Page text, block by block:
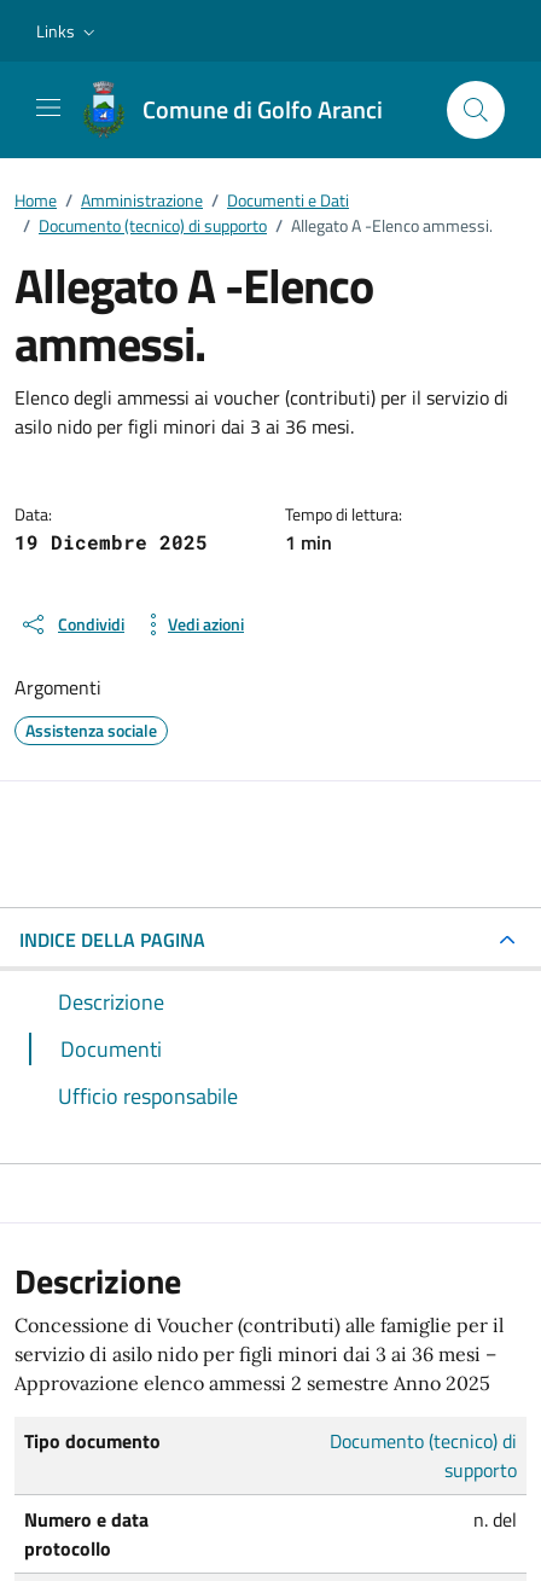
Links
Comune di Golfo Aranci
Home / Amministrazione / Documenti e Dati
/ Documento (tecnico) di supporto / Allegato A -Elenco ammessi.
Allegato A -Elenco
ammessi.
Dettagli del documento
Elenco degli ammessi ai voucher (contributi) per il servizio di
asilo nido per figli minori dai 3 ai 36 mesi.
Data:
19 Dicembre 2025
Tempo di lettura:
1 min
Condividi Vedi azioni
Argomenti
Assistenza sociale
INDICE DELLA PAGINA
Descrizione
Documenti
Ufficio responsabile
Descrizione
Concessione di Voucher (contributi) alle famiglie per il
servizio di asilo nido per figli minori dai 3 ai 36 mesi –
Approvazione elenco ammessi 2 semestre Anno 2025
Tipo documento
Documento (tecnico) di
supporto
Numero e data
protocollo
n. del